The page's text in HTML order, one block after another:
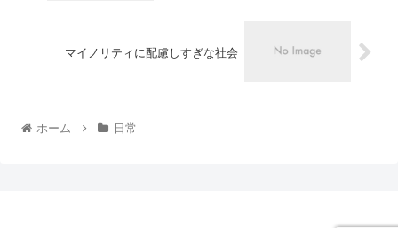
マイノリティに配慮しすぎな社会
ホーム 日常